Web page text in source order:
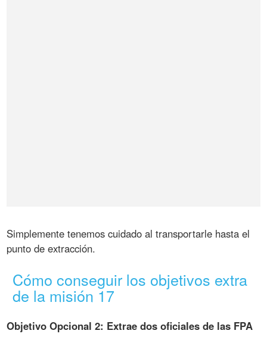
Simplemente tenemos cuidado al transportarle hasta el
punto de extracción.
Cómo conseguir los objetivos extra
de la misión 17
Objetivo Opcional 2: Extrae dos oficiales de las FPA